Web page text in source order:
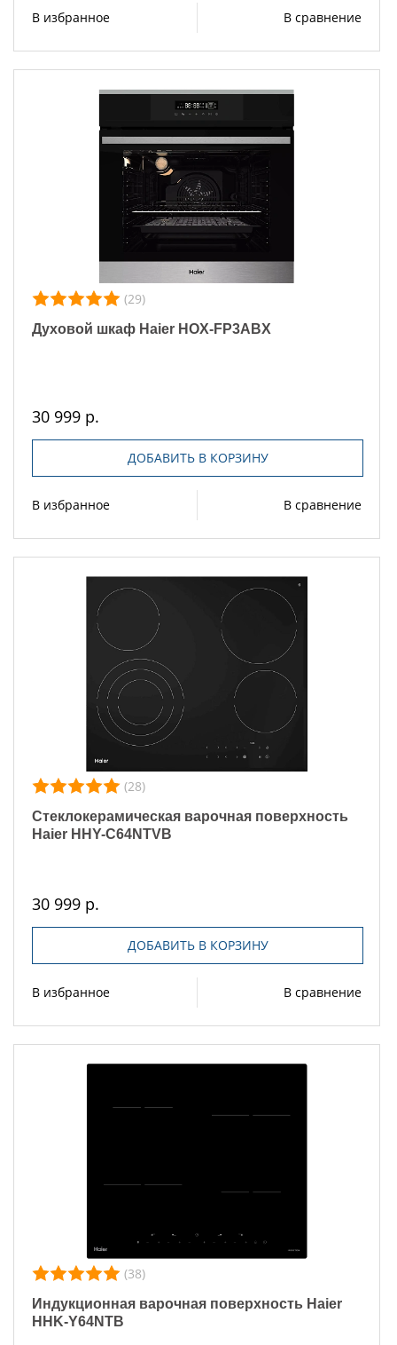
В избранное В сравнение
(29)
Духовой шкаф Haier HOX-FP3ABX
30 999 р.
ДОБАВИТЬ В КОРЗИНУ
В избранное В сравнение
(28)
Стеклокерамическая варочная поверхность
Haier HHY-C64NTVB
30 999 р.
ДОБАВИТЬ В КОРЗИНУ
В избранное В сравнение
(38)
Индукционная варочная поверхность Haier
HHK-Y64NTB